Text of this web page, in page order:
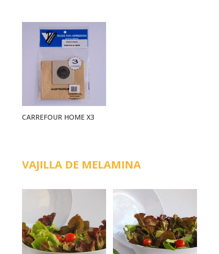
CARREFOUR HOME X3
VAJILLA DE MELAMINA